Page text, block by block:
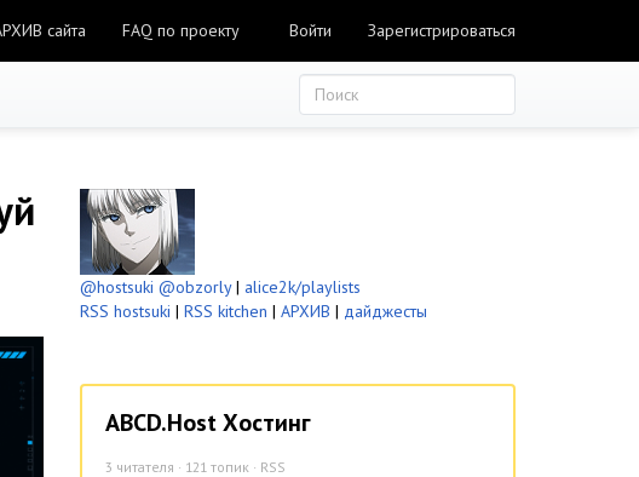
сайта FAQ по проекту Войти Зарегистрироваться
@hostsuki @obzorly| alice2k/playlists
RSS hostsuki | RSS kitchen | АРХИВ | дайджесты
ABCD.Host Хостинг
3 читателя · 121 топик · RSS